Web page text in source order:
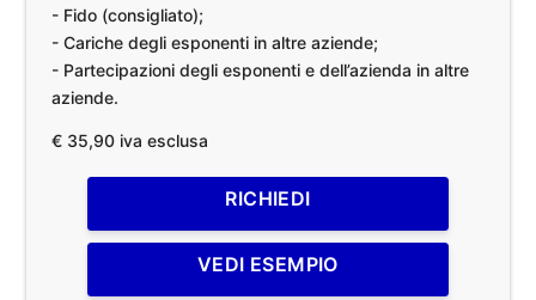
- Fido (consigliato);
- Cariche degli esponenti in altre aziende;
- Partecipazioni degli esponenti e dell’azienda in altre
aziende.
€ 35,90 iva esclusa
RICHIEDI
VEDI ESEMPIO